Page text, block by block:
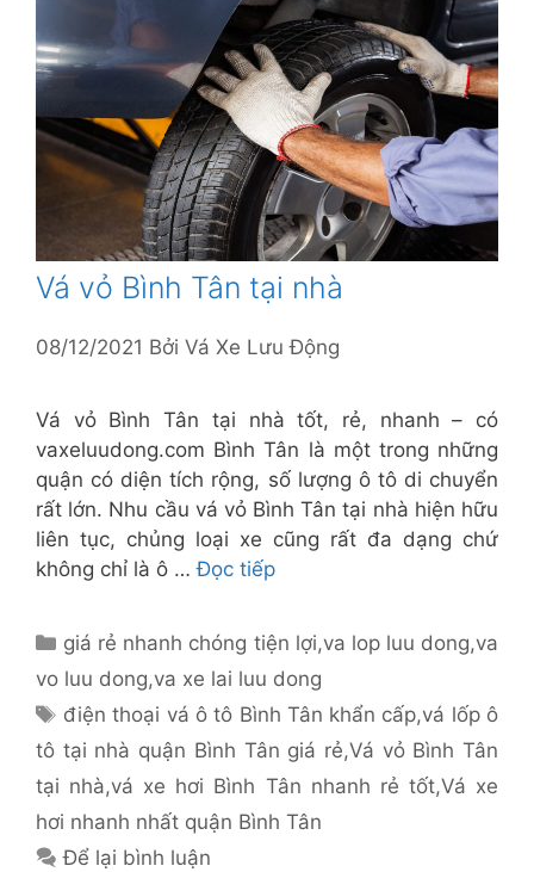
Vá vỏ Bình Tân tại nhà
08/12/2021 Bởi Vá Xe Lưu Động
Vá vỏ Bình Tân tại nhà tốt, rẻ, nhanh – có
vaxeluudong.com Bình Tân là một trong những
quận có diện tích rộng, số lượng ô tô di chuyển
rất lớn. Nhu cầu vá vỏ Bình Tân tại nhà hiện hữu
liên tục, chủng loại xe cũng rất đa dạng chứ
không chỉ là ô …Đọc tiếp
Danh
mục
giá rẻ nhanh chóng tiện lợi,va lop luu dong,va
vo luu dong,va xe lai luu dong
Thẻ
điện thoại vá ô tô Bình Tân khẩn cấp,vá lốp ô
tô tại nhà quận Bình Tân giá rẻ,Vá vỏ Bình Tân
tại nhà,vá xe hơi Bình Tân nhanh rẻ tốt,Vá xe
hơi nhanh nhất quận Bình Tân
Để lại bình luận